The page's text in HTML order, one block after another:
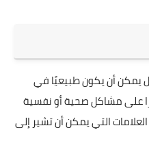
يمكن أن يكون طبيعيًا في
على مشاكل صحية أو نفسية
التي يمكن أن تشير إلى